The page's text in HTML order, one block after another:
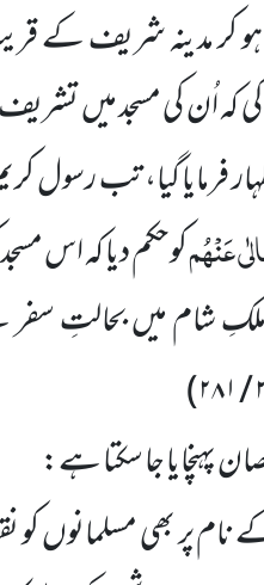
کر مدینہ شریف کے
اُن کی مسجد میں
فرمایا گیا، تب رسول
عَنْہُمکو حکم دیا کہ اس
ملکِ شام میں بحالتِ
۲ / ۲۸۱
)
پہنچایا جا سکتا ہے:
پر بھی مسلمانوں کو